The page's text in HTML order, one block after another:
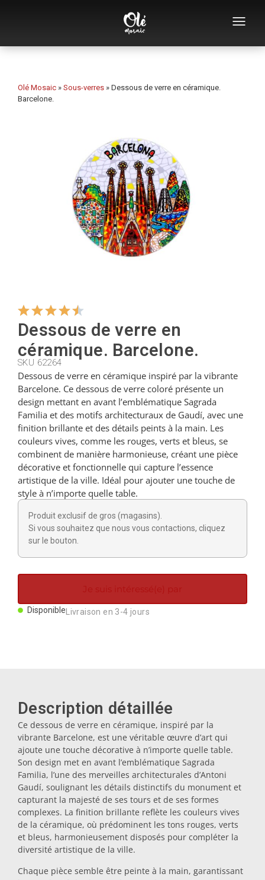
Qui sommes-nous
Ouvre-bouteilles
Tasses
Bols
Cintres
Coupeurs
Petites cuillères
Louches
Dés à coudre
Figurines
Aimants
Porte-clés
Mugs
Bouchons
Huiliers
Dessous-de-plat
Verres
Olé Mosaic » Sous-verres » Dessous de verre en céramique.
Barcelone.
Dessous de verre en
céramique. Barcelone.
SKU 62264
Dessous de verre en céramique inspiré par la vibrante
Barcelone. Ce dessous de verre coloré présente un
design mettant en avant l’emblématique Sagrada
Familia et des motifs architecturaux de Gaudí, avec une
finition brillante et des détails peints à la main. Les
couleurs vives, comme les rouges, verts et bleus, se
combinent de manière harmonieuse, créant une pièce
décorative et fonctionnelle qui capture l’essence
artistique de la ville. Idéal pour ajouter une touche de
style à n’importe quelle table.
Produit exclusif de gros (magasins).
Si vous souhaitez que nous vous contactions, cliquez
sur le bouton.
Je suis intéressé(e) par
DisponibleLivraison en 3-4 jours
Description détaillée
Ce dessous de verre en céramique, inspiré par la
vibrante Barcelone, est une véritable œuvre d’art qui
ajoute une touche décorative à n’importe quelle table.
Son design met en avant l’emblématique Sagrada
Familia, l’une des merveilles architecturales d’Antoni
Gaudí, soulignant les détails distinctifs du monument et
capturant la majesté de ses tours et de ses formes
complexes. La finition brillante reflète les couleurs vives
de la céramique, où prédominent les tons rouges, verts
et bleus, harmonieusement disposés pour compléter la
diversité artistique de la ville.
Chaque pièce semble être peinte à la main, garantissant